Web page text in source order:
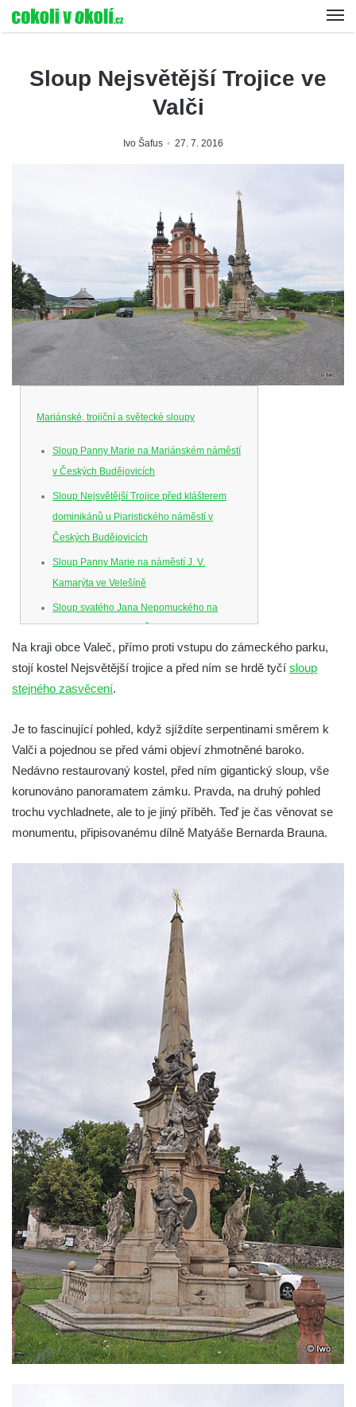
Sloup Nejsvětější Trojice ve
Valči
Ivo Šafus 27. 7. 2016
Mariánské, trojiční a světecké sloupy
Sloup Panny Marie na Mariánském náměstí
v Českých Budějovicích
Sloup Nejsvětější Trojice před klášterem
dominikánů u Piaristického náměstí v
Českých Budějovicích
Sloup Panny Marie na náměstí J. V.
Kamarýta ve Velešíně
Sloup svatého Jana Nepomuckého na
náměstí J. Gurreho v Římově
Sloup Nejsvětější Trojice v Mirošovicích
Sloup se sochou Bolestného Krista (Ecce
Homo) na zahradě zámku Chrámce
Sloup Nejsvětější Trojice na náměstí
Republiky v Duchcově
Sloup Panny Marie u kostela Nalezení
svatého Kříže ve Frýdlantu
Sloup Panny Marie v Hostinném
Sloup Nejsvětější Trojice v Krásné u
Vavřince v Teplicích nad Metují
Selendrův sloup před klášterem
benediktýnů v Polici nad Metují
Sloup Panny Marie Bolestné v Polici nad
Sloup svaté Barbory v zámecké zahradě v
Sloup Nejsvětější Trojice před zámkem v
Sloup Nejsvětější Trojice na Tyršově
náměstí v Cítolibech
Torzo sloupu svatého Josefa na návsi ve
Strupčicích (dnes kříž)
Sloup se sochou Piety v Kostelní ulici ve
Strupčicích
Sloup Panny Marie u kaple v Brníkově
Socha svatého Prokopa na návsi v
Ředhošti
Sloup se sochou Piety na Mírovém náměstí
v Postoloprtech
Sloup svatého Václava u hřbitova v
Na kraji obce Valeč, přímo proti vstupu do zámeckého parku,
stojí kostel Nejsvětější trojice a před ním se hrdě tyčí sloup
stejného zasvěcení.
Je to fascinující pohled, když sjíždíte serpentinami směrem k
Valči a pojednou se před vámi objeví zhmotněné baroko.
Nedávno restaurovaný kostel, před ním gigantický sloup, vše
korunováno panoramatem zámku. Pravda, na druhý pohled
trochu vychladnete, ale to je jiný příběh. Teď je čas věnovat se
monumentu, připisovanému dílně Matyáše Bernarda Brauna.